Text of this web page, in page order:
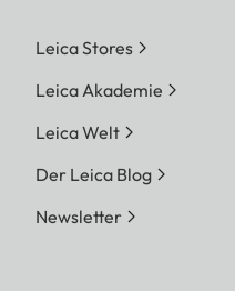
Leica Stores
Leica Akademie
Leica Welt
Der Leica Blog
Newsletter